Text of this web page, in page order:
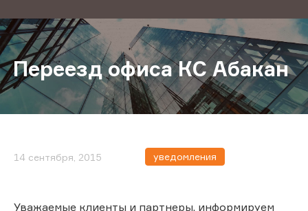
Переезд офиса КС Абакан
14 сентября, 2015 уведомления
Уважаемые клиенты и партнеры, информируем